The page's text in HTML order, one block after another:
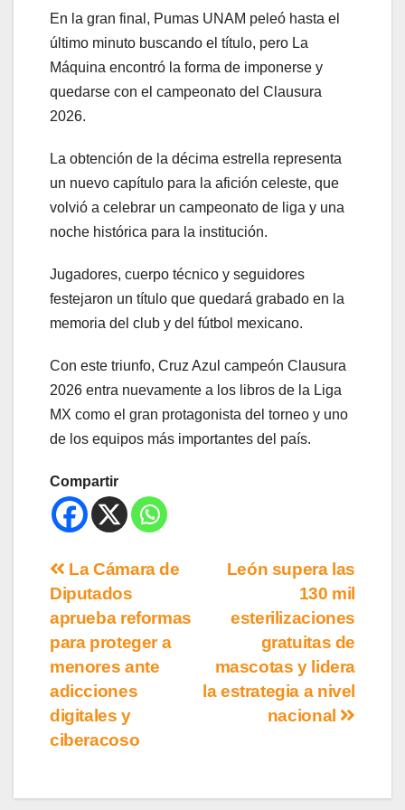
En la gran final, Pumas UNAM peleó hasta el
último minuto buscando el título, pero La
Máquina encontró la forma de imponerse y
quedarse con el campeonato del Clausura
2026.
La obtención de la décima estrella representa
un nuevo capítulo para la afición celeste, que
volvió a celebrar un campeonato de liga y una
noche histórica para la institución.
Jugadores, cuerpo técnico y seguidores
festejaron un título que quedará grabado en la
memoria del club y del fútbol mexicano.
Con este triunfo, Cruz Azul campeón Clausura
2026 entra nuevamente a los libros de la Liga
MX como el gran protagonista del torneo y uno
de los equipos más importantes del país.
Compartir
León supera las
130 mil
esterilizaciones
gratuitas de
mascotas y lidera
la estrategia a nivel
nacional
La Cámara de
Diputados
aprueba reformas
para proteger a
menores ante
adicciones
digitales y
ciberacoso